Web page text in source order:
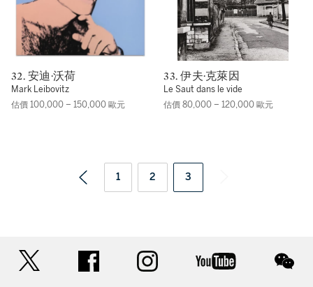
32. 安迪·沃荷
Mark Leibovitz
估價 100,000 – 150,000 歐元
33. 伊夫·克萊因
Le Saut dans le vide
估價 80,000 – 120,000 歐元
1 2 3
facebook instagram youtube